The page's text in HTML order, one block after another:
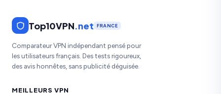
Top10VPN.net FRANCE
Comparateur VPN indépendant pensé pour
les utilisateurs français. Des tests rigoureux,
des avis honnêtes, sans publicité déguisée.
MEILLEURS VPN